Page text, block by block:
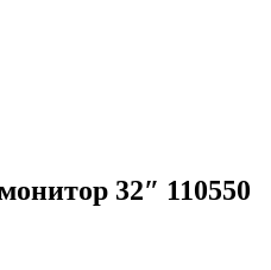
32″ 110550